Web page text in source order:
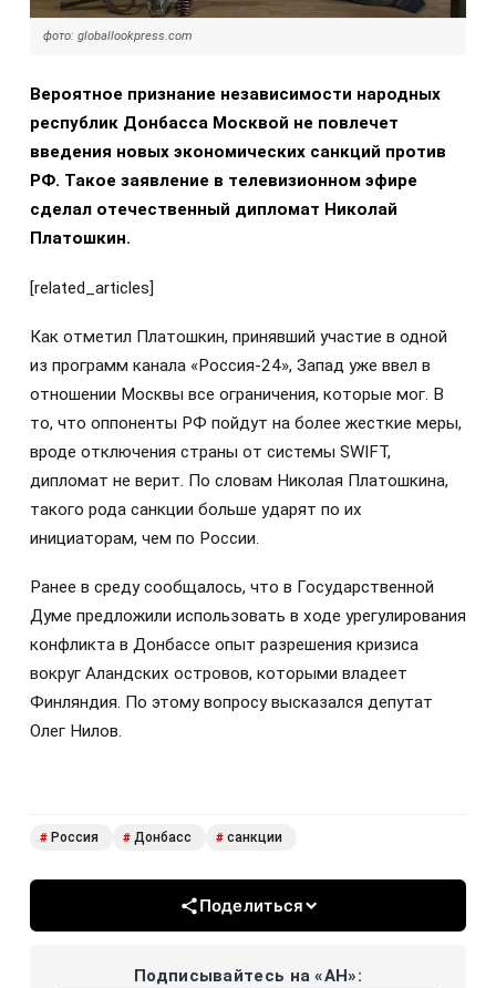
фото: globallookpress.com
Вероятное признание независимости народных
республик Донбасса Москвой не повлечет
введения новых экономических санкций против
РФ. Такое заявление в телевизионном эфире
сделал отечественный дипломат Николай
Платошкин.
[related_articles]
Как отметил Платошкин, принявший участие в одной
из программ канала «Россия-24», Запад уже ввел в
отношении Москвы все ограничения, которые мог. В
то, что оппоненты РФ пойдут на более жесткие меры,
вроде отключения страны от системы SWIFT,
дипломат не верит. По словам Николая Платошкина,
такого рода санкции больше ударят по их
инициаторам, чем по России.
Ранее в среду сообщалось, что в Государственной
Думе предложили использовать в ходе урегулирования
конфликта в Донбассе опыт разрешения кризиса
вокруг Аландских островов, которыми владеет
Финляндия. По этому вопросу высказался депутат
Олег Нилов.
# Россия # Донбасс # санкции
Поделиться
Подписывайтесь на «АН»: